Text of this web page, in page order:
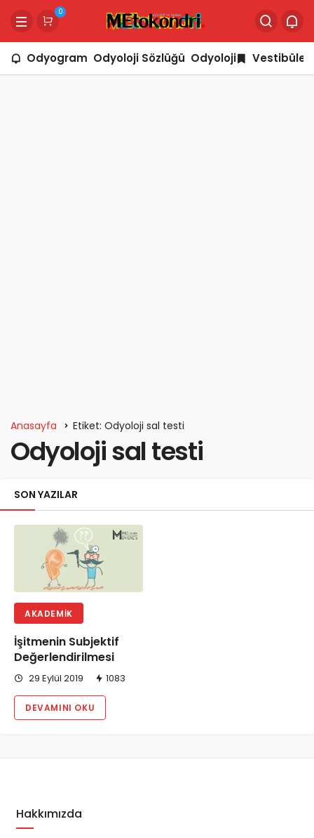
0
Odyogram Odyoloji Sözlüğü Odyoloji Vestibüler
Anasayfa Etiket: Odyoloji sal testi
Odyoloji sal testi
SON YAZILAR
AKADEMIK
İşitmenin Subjektif
Değerlendirilmesi
29 Eylül 2019 1083
DEVAMINI OKU
Hakkımızda